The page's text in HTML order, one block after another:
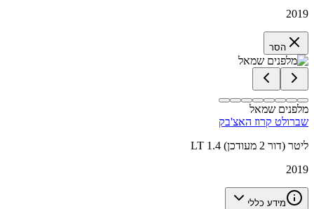
2019
הסר
מלפנים שמאל
שברולט קרוז האצ'בק
LT 1.4 ליטר (דור 2 מעודכן)
2019
מידע כללי